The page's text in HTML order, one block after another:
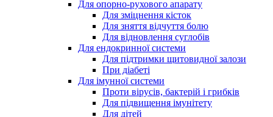
Для опорно-рухового апарату
Для зміцнення кісток
Для зняття відчуття болю
Для відновлення суглобів
Для ендокринної системи
Для підтримки щитовидної залози
При діабеті
Для імунної системи
Проти вірусів, бактерій і грибків
Для підвищення імунітету
Для дітей